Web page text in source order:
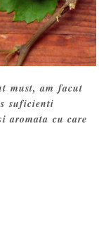
must, am facut
suficienti
aromata cu care